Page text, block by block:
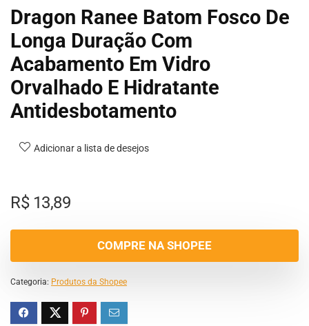
Dragon Ranee Batom Fosco De
Longa Duração Com
Acabamento Em Vidro
Orvalhado E Hidratante
Antidesbotamento
Adicionar a lista de desejos
R$13,89
COMPRE NA SHOPEE
Categoria: Produtos da Shopee